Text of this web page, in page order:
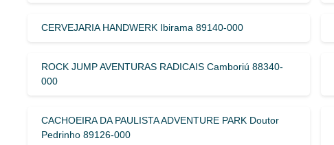
CERVEJARIA HANDWERK Ibirama 89140-000
ROCK JUMP AVENTURAS RADICAIS Camboriú 88340-
000
CACHOEIRA DA PAULISTA ADVENTURE PARK Doutor
Pedrinho 89126-000